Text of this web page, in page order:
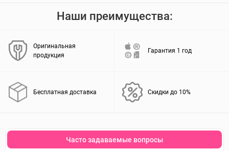
Наши преимущества:
Оригинальная
продукция
Гарантия 1 год
Бесплатная доставка Скидки до 10%
Часто задаваемые вопросы